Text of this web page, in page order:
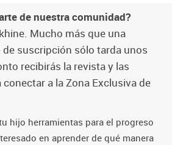
de nuestra comunidad?
Mucho más que una
de suscripción sólo tarda unos
recibirás la revista y las
a la Zona Exclusiva de
hijo herramientas para el progreso
en aprender de qué manera